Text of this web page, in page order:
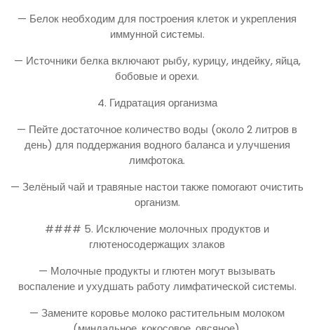
— Белок необходим для построения клеток и укрепления
иммунной системы.
— Источники белка включают рыбу, курицу, индейку, яйца,
бобовые и орехи.
4. Гидратация организма
— Пейте достаточное количество воды (около 2 литров в
день) для поддержания водного баланса и улучшения
лимфотока.
— Зелёный чай и травяные настои также помогают очистить
организм.
#### 5. Исключение молочных продуктов и
глютеносодержащих злаков
— Молочные продукты и глютен могут вызывать
воспаление и ухудшать работу лимфатической системы.
— Замените коровье молоко растительным молоком